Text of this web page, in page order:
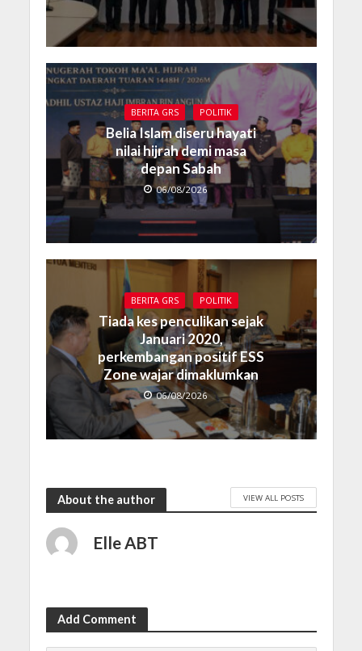
BERITA GRS POLITIK
Belia Islam diseru hayati
nilai hijrah demi masa
depan Sabah
06/08/2026
BERITA GRS POLITIK
Tiada kes penculikan sejak
Januari 2020,
perkembangan positif ESS
Zone wajar dimaklumkan
06/08/2026
About the author VIEW ALL POSTS
Elle ABT
Add Comment